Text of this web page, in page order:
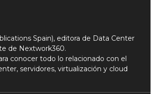
Spain), editora de Data Center
de Nextwork360.
conocer todo lo relacionado con el
servidores, virtualización y cloud